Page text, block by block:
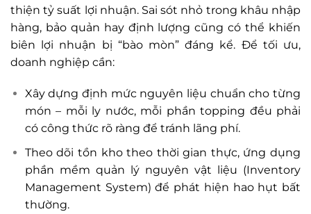
thiện tỷ suất lợi nhuận. Sai sót nhỏ trong khâu nhập
hàng, bảo quản hay định lượng cũng có thể khiến
biên lợi nhuận bị “bào mòn” đáng kể. Để tối ưu,
doanh nghiệp cần:
Xây dựng định mức nguyên liệu chuẩn cho từng
món – mỗi ly nước, mỗi phần topping đều phải
có công thức rõ ràng để tránh lãng phí.
Theo dõi tồn kho theo thời gian thực, ứng dụng
phần mềm quản lý nguyên vật liệu (Inventory
Management System) để phát hiện hao hụt bất
thường.